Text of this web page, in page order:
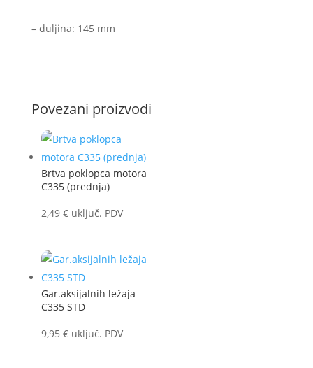
– duljina: 145 mm
Povezani proizvodi
Brtva poklopca motora
C335 (prednja)
2,49 € uključ. PDV
Gar.aksijalnih ležaja
C335 STD
9,95 € uključ. PDV